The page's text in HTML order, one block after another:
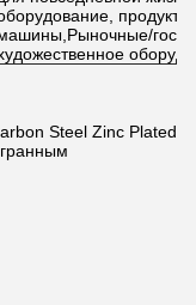
Steel Zinc Plated